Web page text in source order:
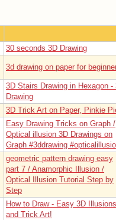
30 seconds 3D Drawing
3d drawing on paper for
3D Stairs Drawing in Hexagon -
Drawing
3D Trick Art on Paper, Pinkie
Easy Drawing Tricks on Graph /
Optical illusion 3D Drawings on
Graph #3ddrawing
geometric pattern drawing easy
part 7 / Anamorphic Illusion /
Optical Illusion Tutorial Step by
Step
How to Draw - Easy 3D Illusions
and Trick Art!